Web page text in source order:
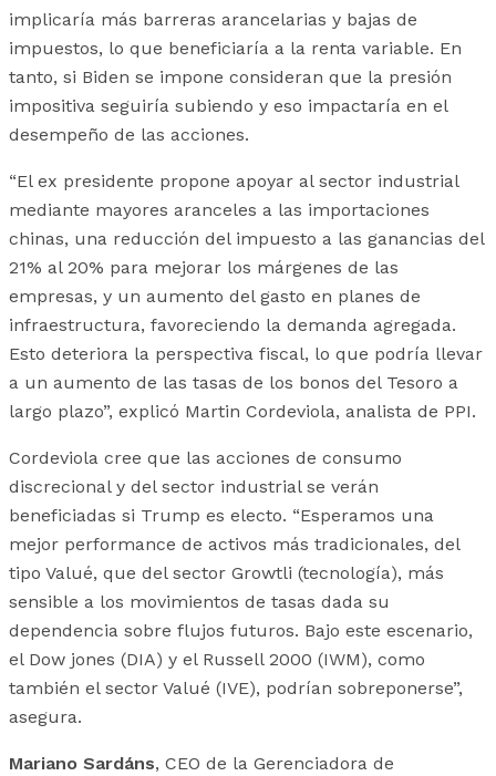
implicaría más barreras arancelarias y bajas de
impuestos, lo que beneficiaría a la renta variable. En
tanto, si Biden se impone consideran que la presión
impositiva seguiría subiendo y eso impactaría en el
desempeño de las acciones.
“El ex presidente propone apoyar al sector industrial
mediante mayores aranceles a las importaciones
chinas, una reducción del impuesto a las ganancias del
21% al 20% para mejorar los márgenes de las
empresas, y un aumento del gasto en planes de
infraestructura, favoreciendo la demanda agregada.
Esto deteriora la perspectiva fiscal, lo que podría llevar
a un aumento de las tasas de los bonos del Tesoro a
largo plazo”, explicó Martin Cordeviola, analista de PPI.
Cordeviola cree que las acciones de consumo
discrecional y del sector industrial se verán
beneficiadas si Trump es electo. “Esperamos una
mejor performance de activos más tradicionales, del
tipo Valué, que del sector Growtli (tecnología), más
sensible a los movimientos de tasas dada su
dependencia sobre flujos futuros. Bajo este escenario,
el Dow jones (DIA) y el Russell 2000 (IWM), como
también el sector Valué (IVE), podrían sobreponerse”,
asegura.
Mariano Sardáns, CEO de la Gerenciadora de